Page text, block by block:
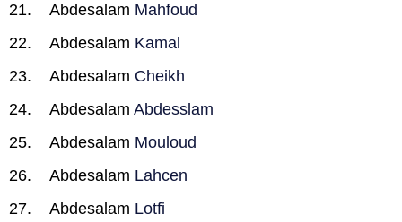
Abdesalam Mahfoud
Abdesalam Kamal
Abdesalam Cheikh
Abdesalam Abdesslam
Abdesalam Mouloud
Abdesalam Lahcen
Abdesalam Lotfi